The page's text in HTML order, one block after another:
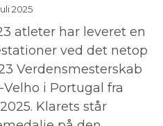
2025
atleter har leveret en
ved det netop
Verdensmesterskab
i Portugal fra
Klarets står